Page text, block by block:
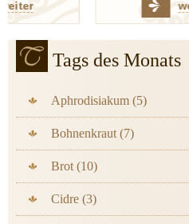
Tags des Monats
Aphrodisiakum (5)
Bohnenkraut (7)
Brot (10)
Cidre (3)